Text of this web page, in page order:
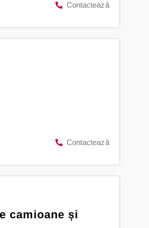
Contactează
Contactează
camioane și